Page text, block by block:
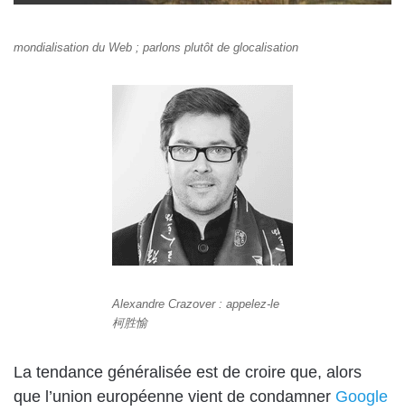
mondialisation du Web ; parlons plutôt de glocalisation
Alexandre Crazover : appelez-le
柯胜愉
La tendance généralisée est de croire que, alors
que l’union européenne vient de condamner Google